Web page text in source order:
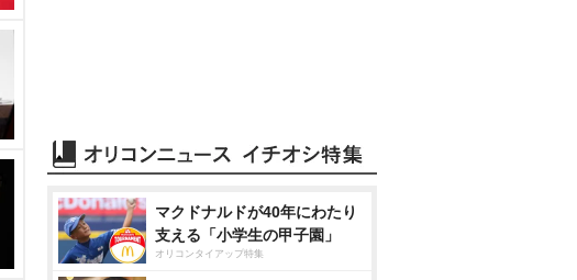
マクドナルドが40年にわたり
支える「小学生の甲子園」
オリコンタイアップ特集